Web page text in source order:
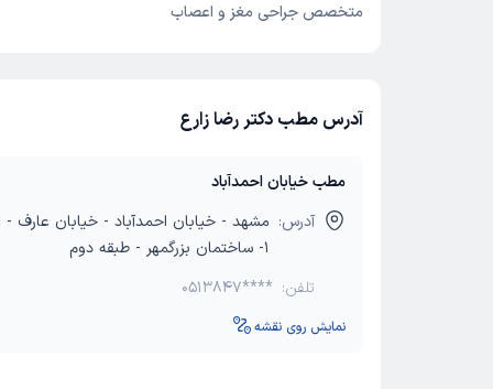
رضوی مشهد (سال ۱۳۹۶)
تا ۱۳۹۳)
متخصص جراحی مغز و اعصاب
آدرس مطب دکتر رضا زارع
مطب خیابان احمدآباد
آدرس: مشهد - خیابان احمدآباد - خیابان عارف -
1- ساختمان بزرگمهر - طبقه دوم
تلفن: 0513847****
نمایش روی نقشه